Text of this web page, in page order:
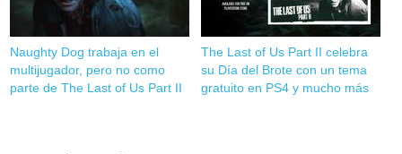
Naughty Dog trabaja en el
multijugador, pero no como
parte de The Last of Us Part II
The Last of Us Part II celebra
su Día del Brote con un tema
gratuito en PS4 y mucho más